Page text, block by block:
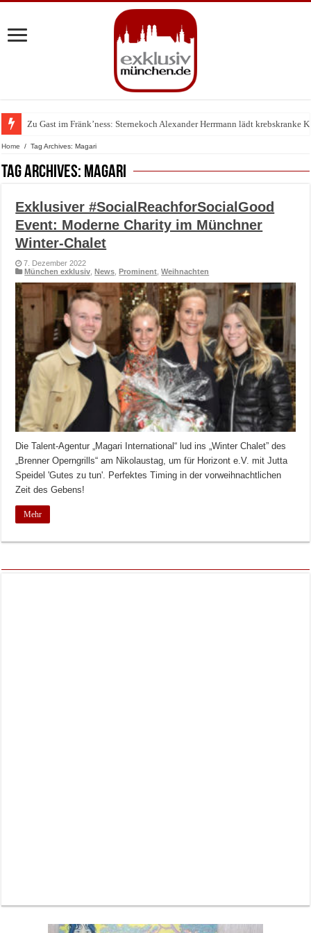
Zu Gast im Fränk’ness: Sternekoch Alexander Herrmann lädt krebskranke
Warum München gerade zum Treffpunkt der Lingerie-Branche wurde
Home / Tag Archives: Magari
Tag Archives: Magari
Exklusiver #SocialReachforSocialGood
Event: Moderne Charity im Münchner
Winter-Chalet
7. Dezember 2022
München exklusiv ,News ,Prominent ,Weihnachten
Die Talent-Agentur „Magari International“ lud ins „Winter Chalet” des
„Brenner Operngrills“ am Nikolaustag, um für Horizont e.V. mit Jutta
Speidel 'Gutes zu tun'. Perfektes Timing in der vorweihnachtlichen
Zeit des Gebens!
Mehr